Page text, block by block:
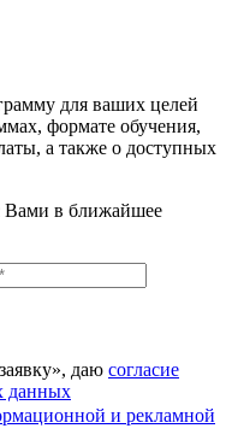
для ваших целей
формате обучения,
а также о доступных
Вами в ближайшее
», даю согласие
данных
и рекламной